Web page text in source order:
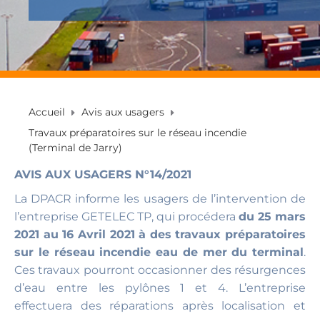
Accueil
Avis aux usagers
Travaux préparatoires sur le réseau incendie
(Terminal de Jarry)
AVIS AUX USAGERS N°14/2021
La DPACR informe les usagers de l’intervention de
l’entreprise GETELEC TP, qui procédera du 25 mars
2021 au 16 Avril 2021 à des travaux préparatoires
sur le réseau incendie eau de mer du terminal .
Ces travaux pourront occasionner des résurgences
d’eau entre les pylônes 1 et 4. L’entreprise
effectuera des réparations après localisation et